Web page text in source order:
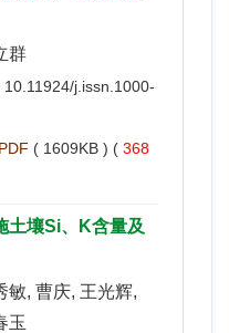
群
10.11924/j.issn.1000-
PDF ( 1609KB ) ( 368
土壤Si、K含量及
敏, 曹庆, 王光辉,
玉